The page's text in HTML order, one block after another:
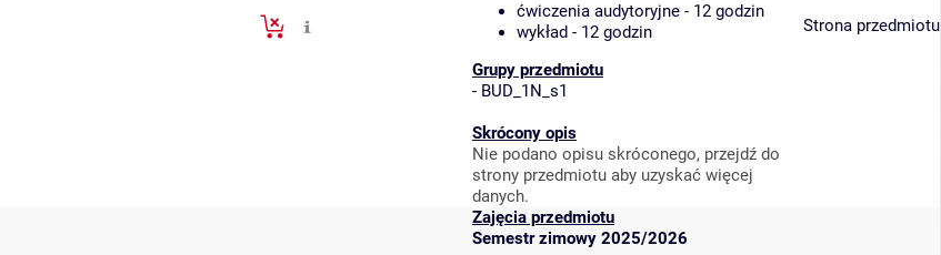
ćwiczenia audytoryjne - 12 godzin
wykład - 12 godzin
Grupy przedmiotu
- BUD_1N_s1
Skrócony opis
Nie podano opisu skróconego, przejdź do
strony przedmiotu aby uzyskać więcej
danych.
Strona przedmiotu
Zajęcia przedmiotu
Semestr zimowy 2025/2026